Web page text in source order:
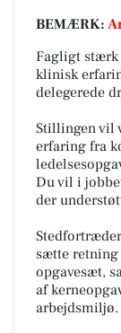
BEMÆRK:
Fagligt stærk
klinisk
delegerede
Stillingen vil
erfaring fra
Du vil i
der
sætte retning
opgavesæt,
af
arbejdsmiljø.